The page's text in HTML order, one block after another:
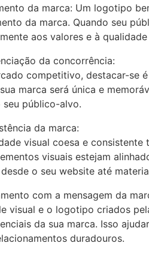
da marca: Um logotipo
da marca. Quando seu
aos valores e à
da concorrência:
competitivo, destacar-se
marca será única e
seu público-alvo.
da marca:
visual coesa e
visuais estejam
o seu website até
com a mensagem da
visual e o logotipo criados
da sua marca. Isso
duradouros.